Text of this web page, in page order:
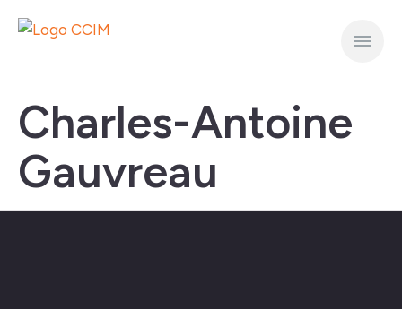
Charles-Antoine
Gauvreau